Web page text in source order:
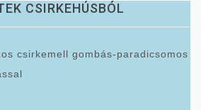
CSIRKEHÚSBÓL
csirkemell gombás-paradicsomos